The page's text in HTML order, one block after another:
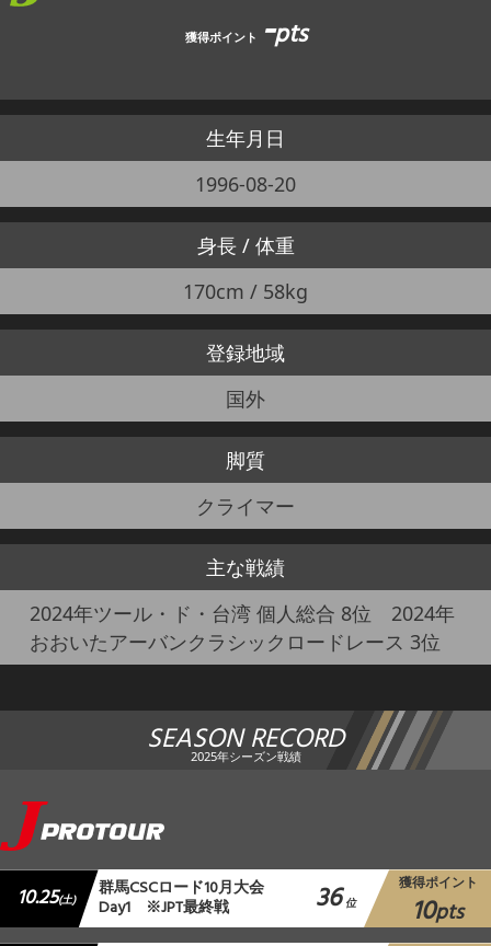
獲得ポイント -pts
生年月日
1996-08-20
身長 / 体重
170cm / 58kg
登録地域
国外
脚質
クライマー
主な戦績
2024年ツール・ド・台湾 個人総合 8位 2024年
おおいたアーバンクラシックロードレース 3位
SEASON RECORD
2025年シーズン戦績
10.25(土) 群馬CSCロード10月大会
Day1 ※JPT最終戦 36 位
獲得ポイント
10pts